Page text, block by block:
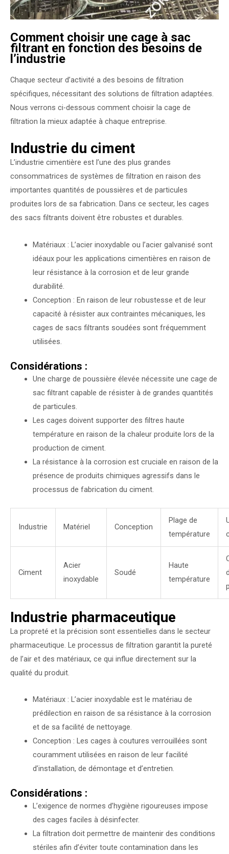
Comment choisir une cage à sac
filtrant en fonction des besoins de
l’industrie
Chaque secteur d’activité a des besoins de filtration
spécifiques, nécessitant des solutions de filtration adaptées.
Nous verrons ci-dessous comment choisir la cage de
filtration la mieux adaptée à chaque entreprise.
Industrie du ciment
L’industrie cimentière est l’une des plus grandes
consommatrices de systèmes de filtration en raison des
importantes quantités de poussières et de particules
produites lors de sa fabrication. Dans ce secteur, les cages
des sacs filtrants doivent être robustes et durables.
Matériaux : L’acier inoxydable ou l’acier galvanisé sont
idéaux pour les applications cimentières en raison de
leur résistance à la corrosion et de leur grande
durabilité.
Conception : En raison de leur robustesse et de leur
capacité à résister aux contraintes mécaniques, les
cages de sacs filtrants soudées sont fréquemment
utilisées.
Considérations :
Une charge de poussière élevée nécessite une cage de
sac filtrant capable de résister à de grandes quantités
de particules.
Les cages doivent supporter des filtres haute
température en raison de la chaleur produite lors de la
production de ciment.
La résistance à la corrosion est cruciale en raison de la
présence de produits chimiques agressifs dans le
processus de fabrication du ciment.
Industrie Matériel Conception
Plage de
température
Ciment
Acier
inoxydable
Soudé
Haute
température
Industrie pharmaceutique
La propreté et la précision sont essentielles dans le secteur
pharmaceutique. Le processus de filtration garantit la pureté
de l’air et des matériaux, ce qui influe directement sur la
qualité du produit.
Matériaux : L’acier inoxydable est le matériau de
prédilection en raison de sa résistance à la corrosion
et de sa facilité de nettoyage.
Conception : Les cages à coutures verrouillées sont
couramment utilisées en raison de leur facilité
d’installation, de démontage et d’entretien.
Considérations :
L’exigence de normes d’hygiène rigoureuses impose
des cages faciles à désinfecter.
La filtration doit permettre de maintenir des conditions
stériles afin d’éviter toute contamination dans les